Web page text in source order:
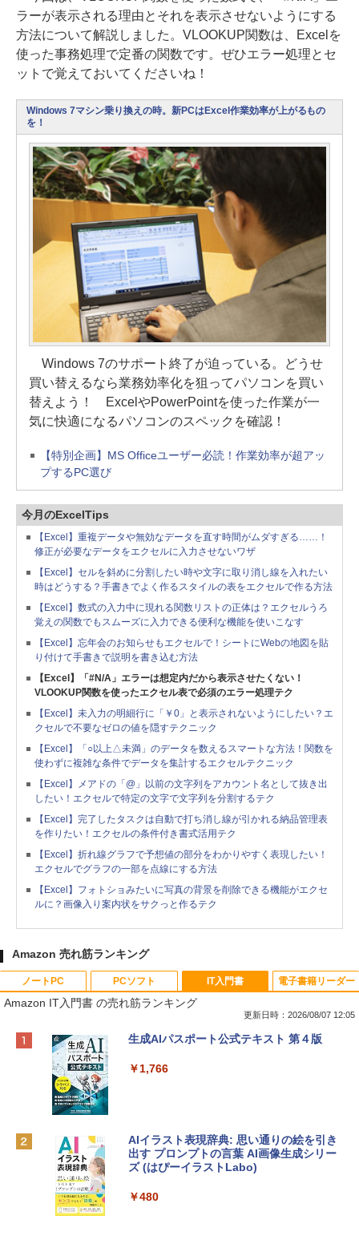
ラーが表示される理由とそれを表示させないようにする
方法について解説しました。VLOOKUP関数は、Excelを
使った事務処理で定番の関数です。ぜひエラー処理とセ
ットで覚えておいてくださいね！
Windows 7マシン乗り換えの時。新PCはExcel作業効率が上がるもの
を！
Windows 7のサポート終了が迫っている。どうせ
買い替えるなら業務効率化を狙ってパソコンを買い
替えよう！ ExcelやPowerPointを使った作業が一
気に快適になるパソコンのスペックを確認！
【特別企画】MS Officeユーザー必読！作業効率が超アッ
プするPC選び
今月のExcelTips
【Excel】重複データや無効なデータを直す時間がムダすぎる……！
修正が必要なデータをエクセルに入力させないワザ
【Excel】セルを斜めに分割したい時や文字に取り消し線を入れたい
時はどうする？手書きでよく作るスタイルの表をエクセルで作る方法
【Excel】数式の入力中に現れる関数リストの正体は？エクセルうろ
覚えの関数でもスムーズに入力できる便利な機能を使いこなす
【Excel】忘年会のお知らせもエクセルで！シートにWebの地図を貼
り付けて手書きで説明を書き込む方法
【Excel】「#N/A」エラーは想定内だから表示させたくない！
VLOOKUP関数を使ったエクセル表で必須のエラー処理テク
【Excel】未入力の明細行に「￥0」と表示されないようにしたい？エ
クセルで不要なゼロの値を隠すテクニック
【Excel】「○以上△未満」のデータを数えるスマートな方法！関数を
使わずに複雑な条件でデータを集計するエクセルテクニック
【Excel】メアドの「@」以前の文字列をアカウント名として抜き出
したい！エクセルで特定の文字で文字列を分割するテク
【Excel】完了したタスクは自動で打ち消し線が引かれる納品管理表
を作りたい！エクセルの条件付き書式活用テク
【Excel】折れ線グラフで予想値の部分をわかりやすく表現したい！
エクセルでグラフの一部を点線にする方法
【Excel】フォトショみたいに写真の背景を削除できる機能がエクセ
ルに？画像入り案内状をサクっと作るテク
Amazon 売れ筋ランキング
ノートPC
Apple 2026 MacBook Neo A18 Proチッ
e Intelligence、Liquid Retinaディスプ
￥162,598
tomtoc 360°保護 15.6 16インチ パソコ
PCソフト
Robloxギフトカード - 800 Robux 【限
インゲームコード】 ロブロックス | オン
Microsoft Office Home & Business 202
4(最新 永続版)|オンラインコード版|Wind
IT入門書
Amazon IT入門書 の売れ筋ランキング
更新日時：2026/08/07 12:05
生成AIパスポート公式テキスト 第４版
￥1,766
AIイラスト表現辞典: 思い通りの絵を引き
出す プロンプトの言葉 AI画像生成シリー
ズ (はぴーイラストLabo)
￥480
電子書籍リーダー